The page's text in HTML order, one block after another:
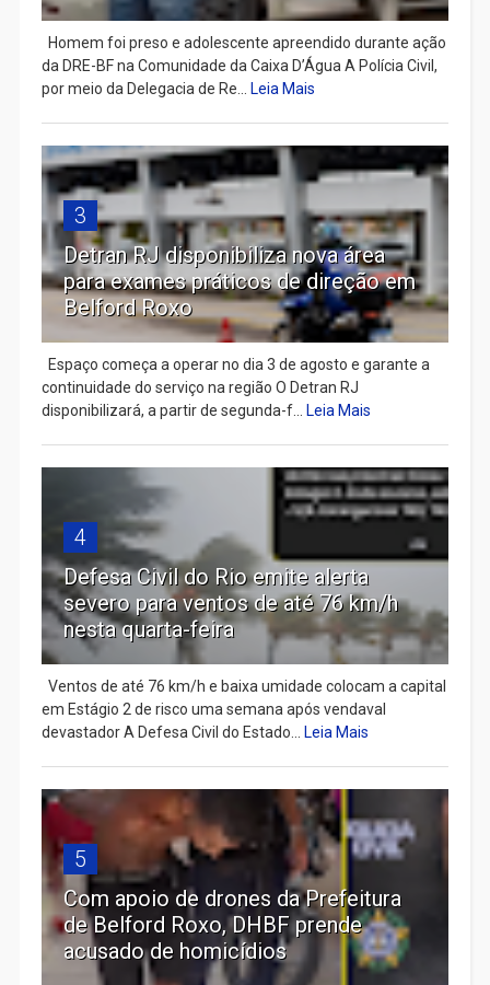
Homem foi preso e adolescente apreendido durante ação
da DRE-BF na Comunidade da Caixa D’Água A Polícia Civil,
por meio da Delegacia de Re...
Leia Mais
3
Detran RJ disponibiliza nova área
para exames práticos de direção em
Belford Roxo
Espaço começa a operar no dia 3 de agosto e garante a
continuidade do serviço na região O Detran RJ
disponibilizará, a partir de segunda-f...
Leia Mais
4
Defesa Civil do Rio emite alerta
severo para ventos de até 76 km/h
nesta quarta-feira
Ventos de até 76 km/h e baixa umidade colocam a capital
em Estágio 2 de risco uma semana após vendaval
devastador A Defesa Civil do Estado...
Leia Mais
5
Com apoio de drones da Prefeitura
de Belford Roxo, DHBF prende
acusado de homicídios